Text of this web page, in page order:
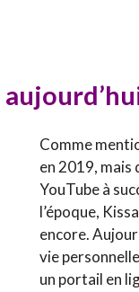
Comme
en 2019, mais
YouTube à
l’époque,
encore.
vie
un portail en